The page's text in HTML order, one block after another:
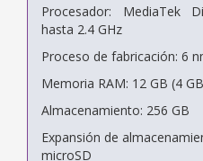
Procesador: MediaTek
hasta 2.4 GHz
Proceso de fabricación: 6
Memoria RAM: 12 GB (4
Almacenamiento: 256 GB
Expansión de
microSD